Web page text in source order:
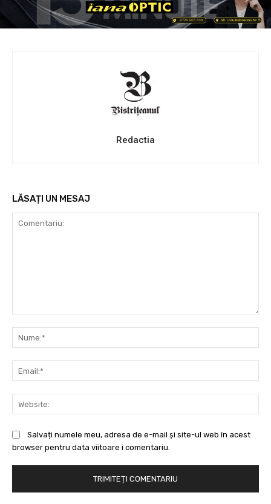
Redactia
LĂSAȚI UN MESAJ
Salvați numele meu, adresa de e-mail și site-ul web în acest
browser pentru data viitoare i comentariu.